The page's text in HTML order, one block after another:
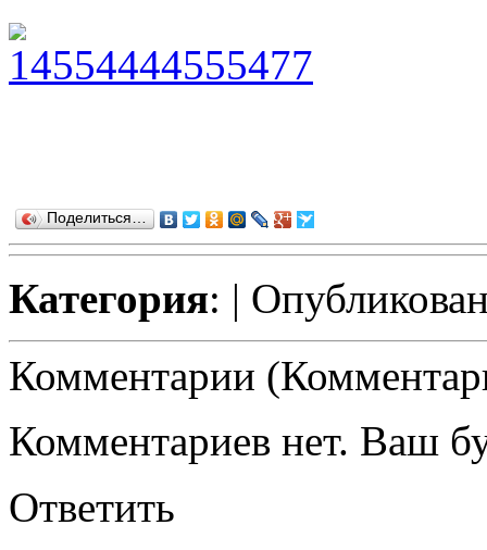
Поделиться…
Категория: |
Комментарии
Комментариев нет. Ваш
Ответить